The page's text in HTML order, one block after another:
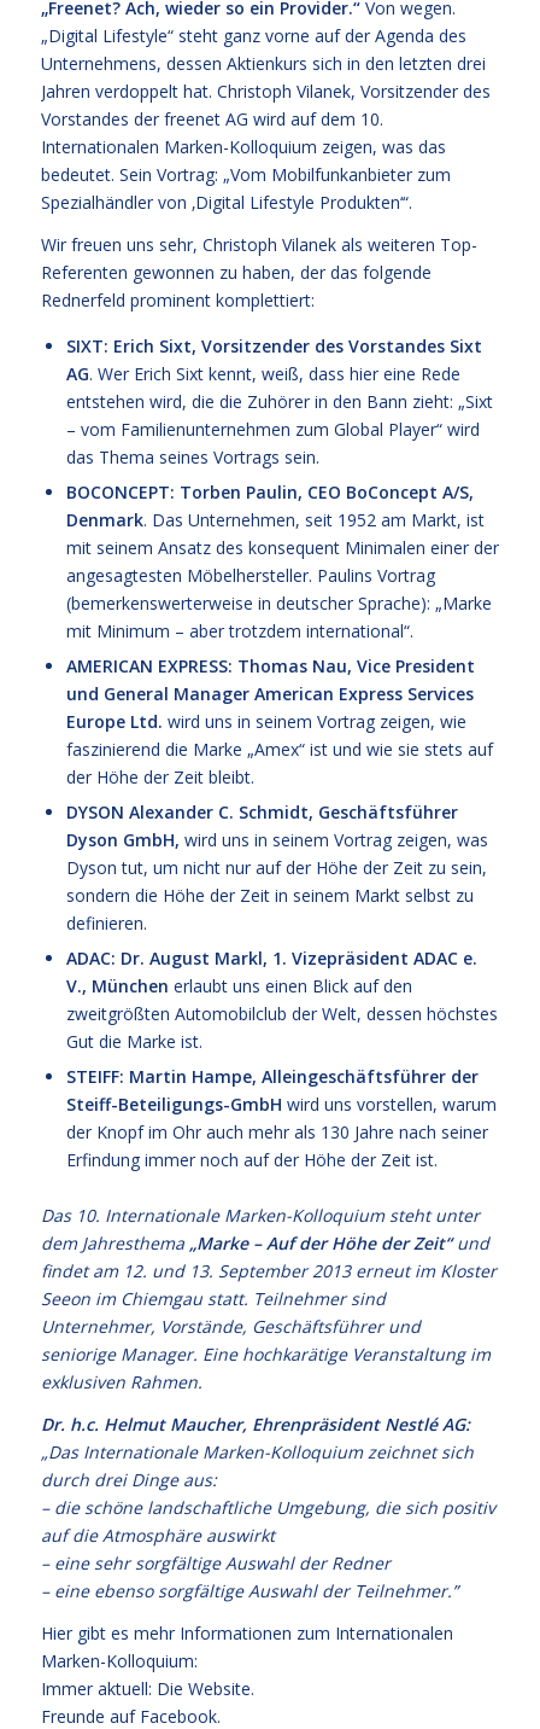
„Freenet? Ach, wieder so ein Provider.“ Von wegen.
„Digital Lifestyle“ steht ganz vorne auf der Agenda des
Unternehmens, dessen Aktienkurs sich in den letzten drei
Jahren verdoppelt hat. Christoph Vilanek, Vorsitzender des
Vorstandes der freenet AG wird auf dem 10.
Internationalen Marken-Kolloquium zeigen, was das
bedeutet. Sein Vortrag: „Vom Mobilfunkanbieter zum
Spezialhändler von ‚Digital Lifestyle Produkten‘“.
Wir freuen uns sehr, Christoph Vilanek als weiteren Top-
Referenten gewonnen zu haben, der das folgende
Rednerfeld prominent komplettiert:
SIXT: Erich Sixt, Vorsitzender des Vorstandes Sixt
AG. Wer Erich Sixt kennt, weiß, dass hier eine Rede
entstehen wird, die die Zuhörer in den Bann zieht: „Sixt
– vom Familienunternehmen zum Global Player“ wird
das Thema seines Vortrags sein.
BOCONCEPT: Torben Paulin, CEO BoConcept A/S,
Denmark. Das Unternehmen, seit 1952 am Markt, ist
mit seinem Ansatz des konsequent Minimalen einer der
angesagtesten Möbelhersteller. Paulins Vortrag
(bemerkenswerterweise in deutscher Sprache): „Marke
mit Minimum – aber trotzdem international“.
AMERICAN EXPRESS: Thomas Nau, Vice President
und General Manager American Express Services
Europe Ltd. wird uns in seinem Vortrag zeigen, wie
faszinierend die Marke „Amex“ ist und wie sie stets auf
der Höhe der Zeit bleibt.
DYSON Alexander C. Schmidt, Geschäftsführer
Dyson GmbH, wird uns in seinem Vortrag zeigen, was
Dyson tut, um nicht nur auf der Höhe der Zeit zu sein,
sondern die Höhe der Zeit in seinem Markt selbst zu
definieren.
ADAC: Dr. August Markl, 1. Vizepräsident ADAC e.
V., München erlaubt uns einen Blick auf den
zweitgrößten Automobilclub der Welt, dessen höchstes
Gut die Marke ist.
STEIFF: Martin Hampe, Alleingeschäftsführer der
Steiff-Beteiligungs-GmbH wird uns vorstellen, warum
der Knopf im Ohr auch mehr als 130 Jahre nach seiner
Erfindung immer noch auf der Höhe der Zeit ist.
Das 10. Internationale Marken-Kolloquium steht unter
dem Jahresthema „Marke – Auf der Höhe der Zeit“und
findet am 12. und 13. September 2013 erneut im Kloster
Seeon im Chiemgau statt. Teilnehmer sind
Unternehmer, Vorstände, Geschäftsführer und
seniorige Manager. Eine hochkarätige Veranstaltung im
exklusiven Rahmen.
Dr. h.c. Helmut Maucher, Ehrenpräsident Nestlé AG:
„Das Internationale Marken-Kolloquium zeichnet sich
durch drei Dinge aus:
– die schöne landschaftliche Umgebung, die sich positiv
auf die Atmosphäre auswirkt
– eine sehr sorgfältige Auswahl der Redner
– eine ebenso sorgfältige Auswahl der Teilnehmer.”
Hier gibt es mehr Informationen zum Internationalen
Marken-Kolloquium:
Immer aktuell: Die Website.
Freunde auf Facebook.